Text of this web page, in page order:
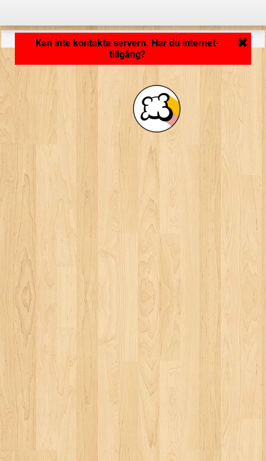
Applikationen laddar ... ...